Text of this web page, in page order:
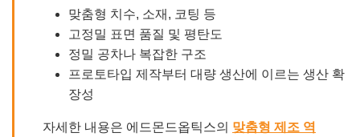
맞춤형 치수, 소재, 코팅 등
고정밀 표면 품질 및 평탄도
정밀 공차나 복잡한 구조
프로토타입 제작부터 대량 생산에 이르는 생산 확
장성
자세한 내용은 에드몬드옵틱스의 맞춤형 제조 역